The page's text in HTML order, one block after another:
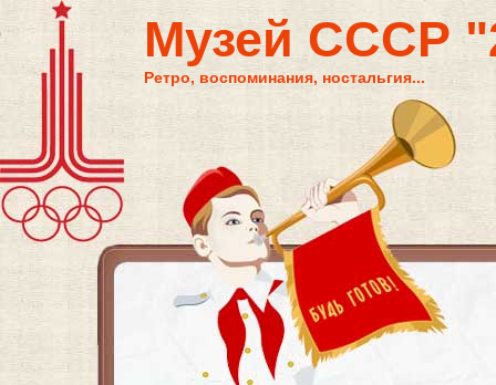
Музей СССР
Ретро, воспоминания, ностальгия...